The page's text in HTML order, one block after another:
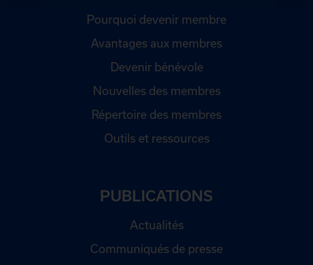
Pourquoi devenir membre
Avantages aux membres
Devenir bénévole
Nouvelles des membres
Répertoire des membres
Outils et ressources
PUBLICATIONS
Actualités
Communiqués de presse